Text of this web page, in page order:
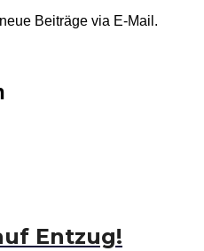
Beiträge via E-Mail.
Entzug!